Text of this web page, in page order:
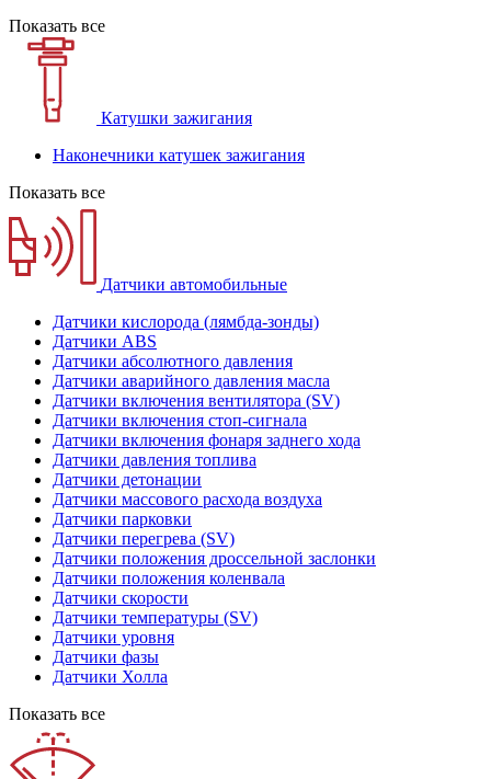
Показать все
Катушки зажигания
Наконечники катушек зажигания
Показать все
Датчики автомобильные
Датчики кислорода (лямбда-зонды)
Датчики ABS
Датчики абсолютного давления
Датчики аварийного давления масла
Датчики включения вентилятора (SV)
Датчики включения стоп-сигнала
Датчики включения фонаря заднего хода
Датчики давления топлива
Датчики детонации
Датчики массового расхода воздуха
Датчики парковки
Датчики перегрева (SV)
Датчики положения дроссельной заслонки
Датчики положения коленвала
Датчики скорости
Датчики температуры (SV)
Датчики уровня
Датчики фазы
Датчики Холла
Показать все